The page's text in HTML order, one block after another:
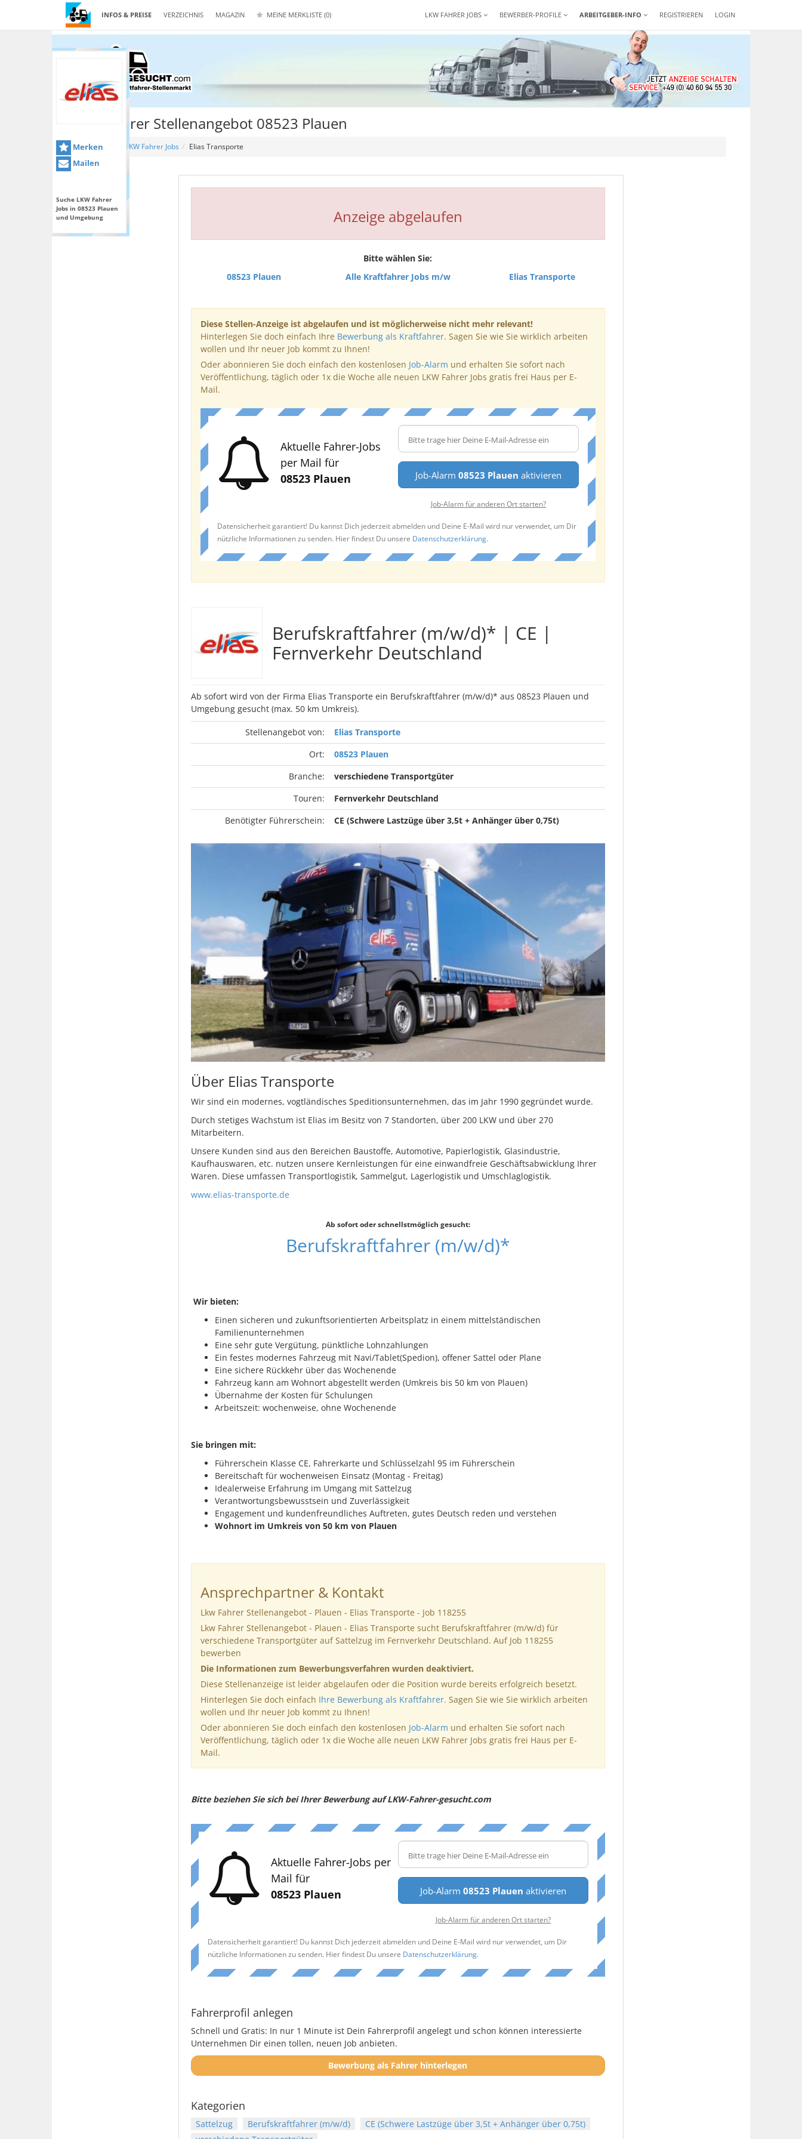
INFOS & PREISE VERZEICHNIS MAGAZIN MEINE MERKLISTE (0) REGISTRIEREN LOGIN
LKW FAHRER JOBS BEWERBER-PROFILE ARBEITGEBER-INFO
Lkw Fahrer Stellenangebot 08523 Plauen
Home LKW Fahrer Jobs Elias Transporte
Merken
Mailen
Suche LKW Fahrer
Jobs in 08523 Plauen
und Umgebung
Anzeige abgelaufen
Bitte wählen Sie:
08523 Plauen
Alle Kraftfahrer Jobs m/w Elias Transporte
Diese Stellen-Anzeige ist abgelaufen und ist möglicherweise nicht mehr relevant!
Hinterlegen Sie doch einfach Ihre Bewerbung als Kraftfahrer. Sagen Sie wie Sie wirklich arbeiten
wollen und Ihr neuer Job kommt zu Ihnen!
Oder abonnieren Sie doch einfach den kostenlosen Job-Alarm und erhalten Sie sofort nach
Veröffentlichung, täglich oder 1x die Woche alle neuen LKW Fahrer Jobs gratis frei Haus per E-
Mail.
Aktuelle Fahrer-Jobs
per Mail für
08523 Plauen
Job-Alarm08523 Plauen aktivieren
Job-Alarm für anderen Ort starten?
Datensicherheit garantiert! Du kannst Dich jederzeit abmelden und Deine E-Mail wird nur verwendet, um Dir
nützliche Informationen zu senden. Hier findest Du unsere Datenschutzerklärung.
Berufskraftfahrer (m/w/d)* | CE |
Fernverkehr Deutschland
Ab sofort wird von der Firma Elias Transporte ein Berufskraftfahrer (m/w/d)* aus 08523 Plauen und
Umgebung gesucht (max. 50 km Umkreis).
Stellenangebot von:
Elias Transporte
Ort:
08523 Plauen
Branche:
verschiedene Transportgüter
Touren:
Fernverkehr Deutschland
Benötigter Führerschein:
CE (Schwere Lastzüge über 3,5t + Anhänger über 0,75t)
Über Elias Transporte
Wir sind ein modernes, vogtländisches Speditionsunternehmen, das im Jahr 1990 gegründet wurde.
Durch stetiges Wachstum ist Elias im Besitz von 7 Standorten, über 200 LKW und über 270
Mitarbeitern.
Unsere Kunden sind aus den Bereichen Baustoffe, Automotive, Papierlogistik, Glasindustrie,
Kaufhauswaren, etc. nutzen unsere Kernleistungen für eine einwandfreie Geschäftsabwicklung Ihrer
Waren. Diese umfassen Transportlogistik, Sammelgut, Lagerlogistik und Umschlaglogistik.
www.elias-transporte.de
Ab sofort oder schnellstmöglich gesucht:
Berufskraftfahrer (m/w/d)*
Wir bieten:
Einen sicheren und zukunftsorientierten Arbeitsplatz in einem mittelständischen
Familienunternehmen
Eine sehr gute Vergütung, pünktliche Lohnzahlungen
Ein festes modernes Fahrzeug mit Navi/Tablet(Spedion), offener Sattel oder Plane
Eine sichere Rückkehr über das Wochenende
Fahrzeug kann am Wohnort abgestellt werden (Umkreis bis 50 km von Plauen)
Übernahme der Kosten für Schulungen
Arbeitszeit: wochenweise, ohne Wochenende
Sie bringen mit:
Führerschein Klasse CE, Fahrerkarte und Schlüsselzahl 95 im Führerschein
Bereitschaft für wochenweisen Einsatz (Montag - Freitag)
Idealerweise Erfahrung im Umgang mit Sattelzug
Verantwortungsbewusstsein und Zuverlässigkeit
Engagement und kundenfreundliches Auftreten, gutes Deutsch reden und verstehen
Wohnort im Umkreis von 50 km von Plauen
Ansprechpartner & Kontakt
Lkw Fahrer Stellenangebot - Plauen - Elias Transporte - Job 118255
Lkw Fahrer Stellenangebot - Plauen - Elias Transporte sucht Berufskraftfahrer (m/w/d) für
verschiedene Transportgüter auf Sattelzug im Fernverkehr Deutschland. Auf Job 118255
bewerben
Die Informationen zum Bewerbungsverfahren wurden deaktiviert.
Diese Stellenanzeige ist leider abgelaufen oder die Position wurde bereits erfolgreich besetzt.
Hinterlegen Sie doch einfach Ihre Bewerbung als Kraftfahrer. Sagen Sie wie Sie wirklich arbeiten
wollen und Ihr neuer Job kommt zu Ihnen!
Oder abonnieren Sie doch einfach den kostenlosen Job-Alarm und erhalten Sie sofort nach
Veröffentlichung, täglich oder 1x die Woche alle neuen LKW Fahrer Jobs gratis frei Haus per E-
Mail.
Bitte beziehen Sie sich bei Ihrer Bewerbung auf LKW-Fahrer-gesucht.com
Aktuelle Fahrer-Jobs per
Mail für
08523 Plauen
Job-Alarm08523 Plauen aktivieren
Job-Alarm für anderen Ort starten?
Datensicherheit garantiert! Du kannst Dich jederzeit abmelden und Deine E-Mail wird nur verwendet, um Dir
nützliche Informationen zu senden. Hier findest Du unsere Datenschutzerklärung.
Fahrerprofil anlegen
Schnell und Gratis: In nur 1 Minute ist Dein Fahrerprofil angelegt und schon können interessierte
Unternehmen Dir einen tollen, neuen Job anbieten.
Bewerbung als Fahrer hinterlegen
Kategorien
Sattelzug Berufskraftfahrer (m/w/d)
CE (Schwere Lastzüge über 3,5t + Anhänger über 0,75t)